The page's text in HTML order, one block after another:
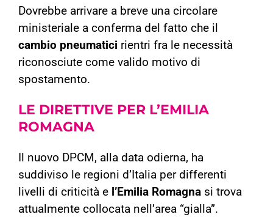
Dovrebbe arrivare a breve una circolare
ministeriale a conferma del fatto che il
cambio pneumatici rientri fra le necessità
riconosciute come valido motivo di
spostamento.
LE DIRETTIVE PER L’EMILIA
ROMAGNA
Il nuovo DPCM, alla data odierna, ha
suddiviso le regioni d’Italia per differenti
livelli di criticità e l’Emilia Romagna si trova
attualmente collocata nell’area “gialla”.